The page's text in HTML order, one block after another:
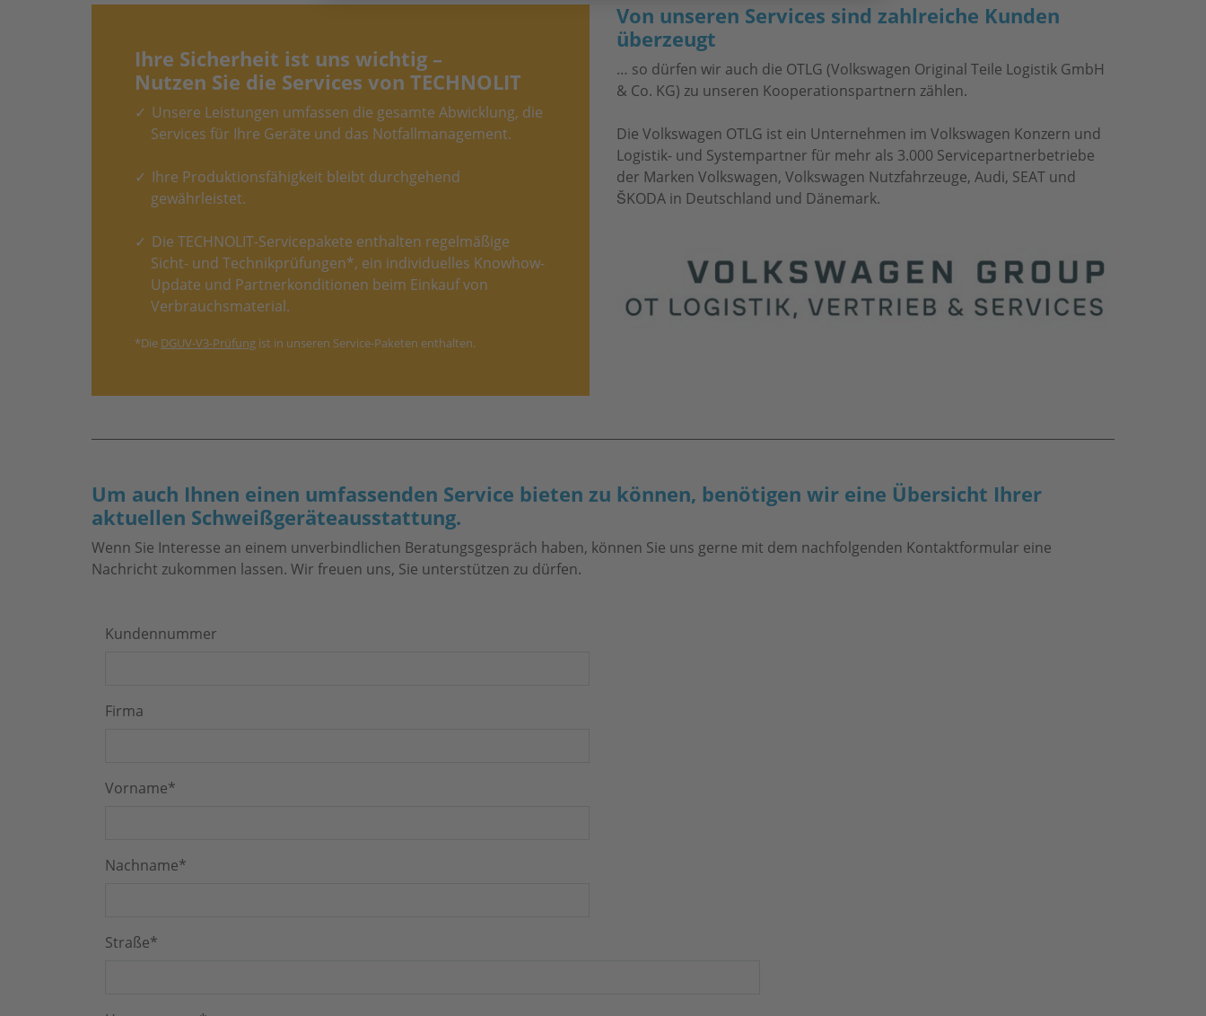
Ihre Sicherheit ist uns wichtig –
Nutzen Sie die Services von TECHNOLIT
Unsere Leistungen umfassen die gesamte Abwicklung, die
Services für Ihre Geräte und das Notfallmanagement.
Ihre Produktionsfähigkeit bleibt durchgehend
gewährleistet.
Die TECHNOLIT-Servicepakete enthalten regelmäßige
Sicht- und Technikprüfungen*, ein individuelles Knowhow-
Update und Partnerkonditionen beim Einkauf von
Verbrauchsmaterial.
*Die DGUV-V3-Prüfung ist in unseren Service-Paketen enthalten.
Von unseren Services sind zahlreiche Kunden
überzeugt
… so dürfen wir auch die OTLG (Volkswagen Original Teile Logistik GmbH
& Co. KG) zu unseren Kooperationspartnern zählen.
Die Volkswagen OTLG ist ein Unternehmen im Volkswagen Konzern und
Logistik- und Systempartner für mehr als 3.000 Servicepartnerbetriebe
der Marken Volkswagen, Volkswagen Nutzfahrzeuge, Audi, SEAT und
ŠKODA in Deutschland und Dänemark.
Um auch Ihnen einen umfassenden Service bieten zu können, benötigen wir eine Übersicht Ihrer
aktuellen Schweißgeräteausstattung.
Wenn Sie Interesse an einem unverbindlichen Beratungsgespräch haben, können Sie uns gerne mit dem nachfolgenden Kontaktformular eine
Nachricht zukommen lassen. Wir freuen uns, Sie unterstützen zu dürfen.
Bitte nicht ausfüllen.
Kundennummer
Firma
Vorname*
Nachname*
Straße*